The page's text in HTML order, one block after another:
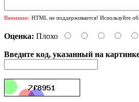
Внимание: HTML не поддерживается! Используйте
Оценка: Плохо
Введите код, указанный на